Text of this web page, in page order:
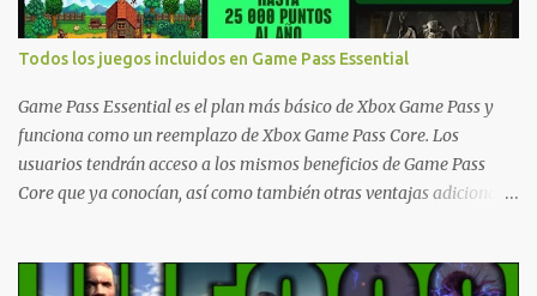
de promociones desde xbox.com. El post puede tener
actualizaciones regulares o cambios ante cualquier error. Ofertas
- Argentina Ofertas - Chile Ofertas - Colombia Ofertas - México
Ofertas - Estados Unidos Ofertas - España Todas las ofertas de
Xbox One también aplican a Xbox Series, a excepción de los jue...
Todos los juegos incluidos en Game Pass Essential
Game Pass Essential es el plan más básico de Xbox Game Pass y
funciona como un reemplazo de Xbox Game Pass Core. Los
usuarios tendrán acceso a los mismos beneficios de Game Pass
Core que ya conocían, así como también otras ventajas adicionales
que están en Xbox y PC, que van desde skins, desbloqueo de